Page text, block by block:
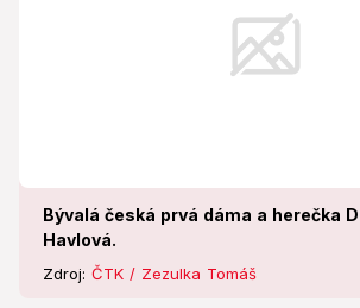
Bývalá česká prvá dáma a herečka
Havlová.
Zdroj: ČTK / Zezulka Tomáš